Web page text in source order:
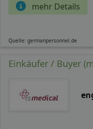
mehr Details
Quelle: germanpersonnel.de
Einkäufer / Buyer